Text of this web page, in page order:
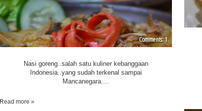
Nasi goreng..salah satu kuliner kebanggaan
Indonesia..yang sudah terkenal sampai
Mancanegara....
1
Read more »